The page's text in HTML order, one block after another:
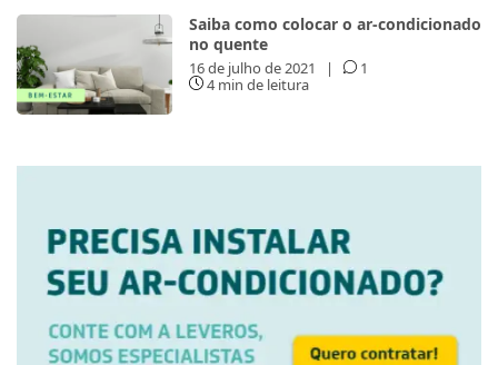
Saiba como colocar o ar-condicionado
no quente
16 de julho de 2021 |
1
4 min de leitura